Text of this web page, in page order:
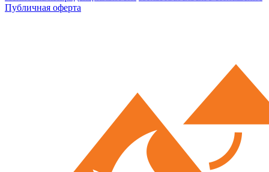
Публичная оферта